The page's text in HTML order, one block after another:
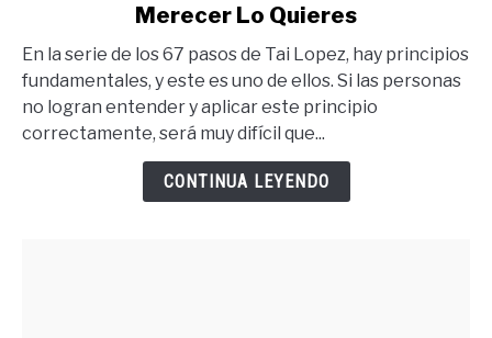
Tener
Lo
Que
Quieres
Merecer Lo Quieres
En la serie de los 67 pasos de Tai Lopez, hay principios
fundamentales, y este es uno de ellos. Si las personas
no logran entender y aplicar este principio
correctamente, será muy difícil que...
CONTINUA LEYENDO